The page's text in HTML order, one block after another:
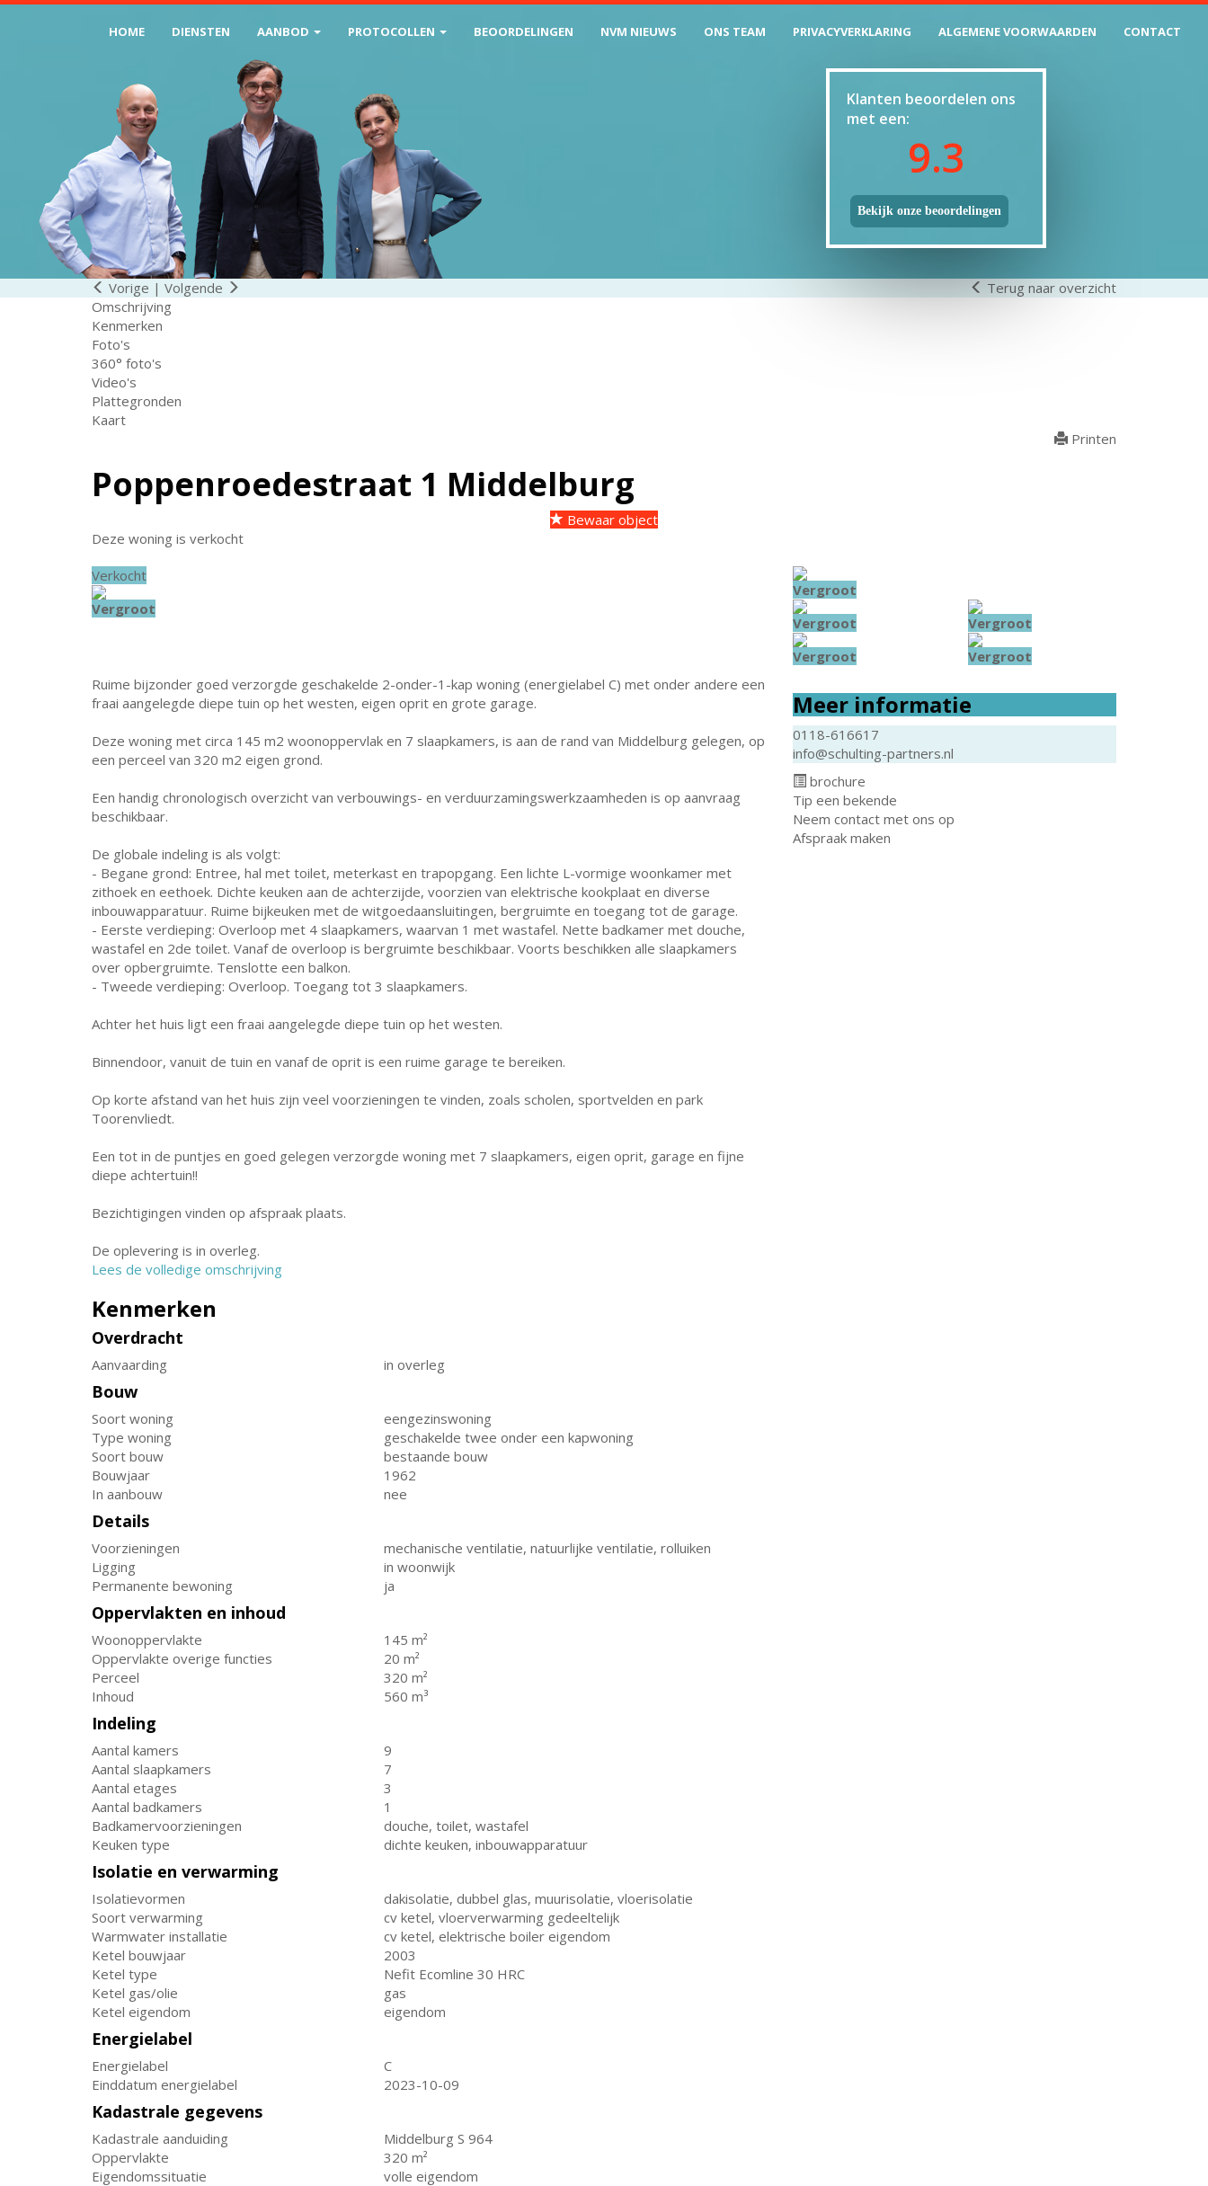
Klanten beoordelen ons
met een:
9.3
Bekijk onze beoordelingen
HOME DIENSTEN AANBOD PROTOCOLLEN BEOORDELINGEN NVM NIEUWS ONS TEAM PRIVACYVERKLARING ALGEMENE VOORWAARDEN CONTACT
Vorige | Volgende
Terug naar overzicht
Omschrijving
Kenmerken
Foto's
360° foto's
Video's
Plattegronden
Kaart
Printen
Poppenroedestraat 1 Middelburg
Bewaar object
Deze woning is verkocht
Verkocht
Vergroot
Vergroot
Vergroot
Vergroot
Vergroot
Vergroot
Ruime bijzonder goed verzorgde geschakelde 2-onder-1-kap woning (energielabel C) met onder andere een
fraai aangelegde diepe tuin op het westen, eigen oprit en grote garage.
Deze woning met circa 145 m2 woonoppervlak en 7 slaapkamers, is aan de rand van Middelburg gelegen, op
een perceel van 320 m2 eigen grond.
Een handig chronologisch overzicht van verbouwings- en verduurzamingswerkzaamheden is op aanvraag
beschikbaar.
De globale indeling is als volgt:
- Begane grond: Entree, hal met toilet, meterkast en trapopgang. Een lichte L-vormige woonkamer met
zithoek en eethoek. Dichte keuken aan de achterzijde, voorzien van elektrische kookplaat en diverse
inbouwapparatuur. Ruime bijkeuken met de witgoedaansluitingen, bergruimte en toegang tot de garage.
- Eerste verdieping: Overloop met 4 slaapkamers, waarvan 1 met wastafel. Nette badkamer met douche,
wastafel en 2de toilet. Vanaf de overloop is bergruimte beschikbaar. Voorts beschikken alle slaapkamers
over opbergruimte. Tenslotte een balkon.
- Tweede verdieping: Overloop. Toegang tot 3 slaapkamers.
Achter het huis ligt een fraai aangelegde diepe tuin op het westen.
Binnendoor, vanuit de tuin en vanaf de oprit is een ruime garage te bereiken.
Op korte afstand van het huis zijn veel voorzieningen te vinden, zoals scholen, sportvelden en park
Toorenvliedt.
Een tot in de puntjes en goed gelegen verzorgde woning met 7 slaapkamers, eigen oprit, garage en fijne
diepe achtertuin!!
Bezichtigingen vinden op afspraak plaats.
De oplevering is in overleg.
Lees de volledige omschrijving
Kenmerken
Overdracht
Aanvaarding in overleg
Bouw
Soort woning
eengezinswoning
Type woning
geschakelde twee onder een kapwoning
Soort bouw
bestaande bouw
Bouwjaar
1962
In aanbouw
nee
Details
Voorzieningen
mechanische ventilatie, natuurlijke ventilatie, rolluiken
Ligging
in woonwijk
Permanente bewoning
ja
Oppervlakten en inhoud
Woonoppervlakte
145 m²
Oppervlakte overige functies
20 m²
Perceel
320 m²
Inhoud
560 m³
Indeling
Aantal kamers
9
Aantal slaapkamers
7
Aantal etages
3
Aantal badkamers
1
Badkamervoorzieningen
douche, toilet, wastafel
Keuken type
dichte keuken, inbouwapparatuur
Isolatie en verwarming
Isolatievormen
dakisolatie, dubbel glas, muurisolatie, vloerisolatie
Soort verwarming
cv ketel, vloerverwarming gedeeltelijk
Warmwater installatie
cv ketel, elektrische boiler eigendom
Ketel bouwjaar
2003
Ketel type
Nefit Ecomline 30 HRC
Ketel gas/olie
gas
Ketel eigendom
eigendom
Energielabel
Energielabel
C
Einddatum energielabel
2023-10-09
Kadastrale gegevens
Kadastrale aanduiding
Middelburg S 964
Oppervlakte
320 m²
Eigendomssituatie
volle eigendom
Meer informatie
0118-616617
info@schulting-partners.nl
brochure
Tip een bekende
Neem contact met ons op
Afspraak maken